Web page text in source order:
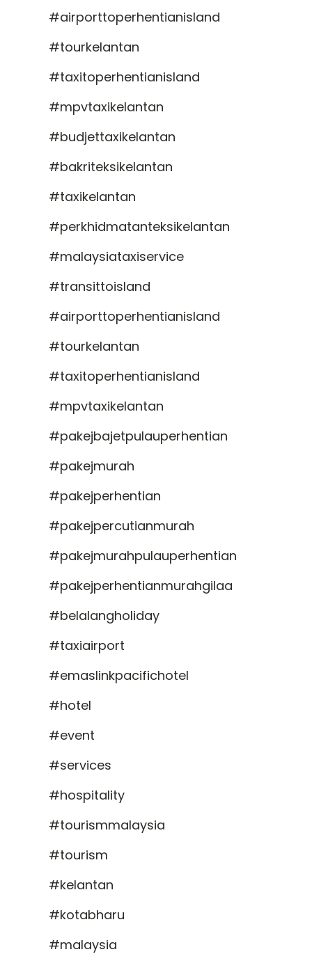
#airporttoperhentianisland
#tourkelantan
#taxitoperhentianisland
#mpvtaxikelantan
#budjettaxikelantan
#bakriteksikelantan
#taxikelantan
#perkhidmatanteksikelantan
#malaysiataxiservice
#transittoisland
#airporttoperhentianisland
#tourkelantan
#taxitoperhentianisland
#mpvtaxikelantan
#pakejbajetpulauperhentian
#pakejmurah
#pakejperhentian
#pakejpercutianmurah
#pakejmurahpulauperhentian
#pakejperhentianmurahgilaa
#belalangholiday
#taxiairport
#emaslinkpacifichotel
#hotel
#event
#services
#hospitality
#tourismmalaysia
#tourism
#kelantan
#kotabharu
#malaysia